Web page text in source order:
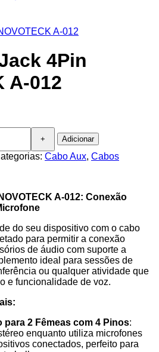
4Pin
A-012
Adicionar
Cabo Aux, Cabos
A-012: Conexão
do seu dispositivo com o cabo
para permitir a conexão
de áudio com suporte a
ideal para sessões de
ou qualquer atividade que
e funcionalidade de voz.
para 2 Fêmeas com 4 Pinos:
enquanto utiliza microfones
conectados, perfeito para